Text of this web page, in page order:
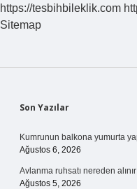
https://tesbihbileklik.com
Sitemap
Sidebar
Son Yazılar
Kumrunun balkona yumurta
Ağustos 6, 2026
Avlanma ruhsatı nereden
Ağustos 5, 2026